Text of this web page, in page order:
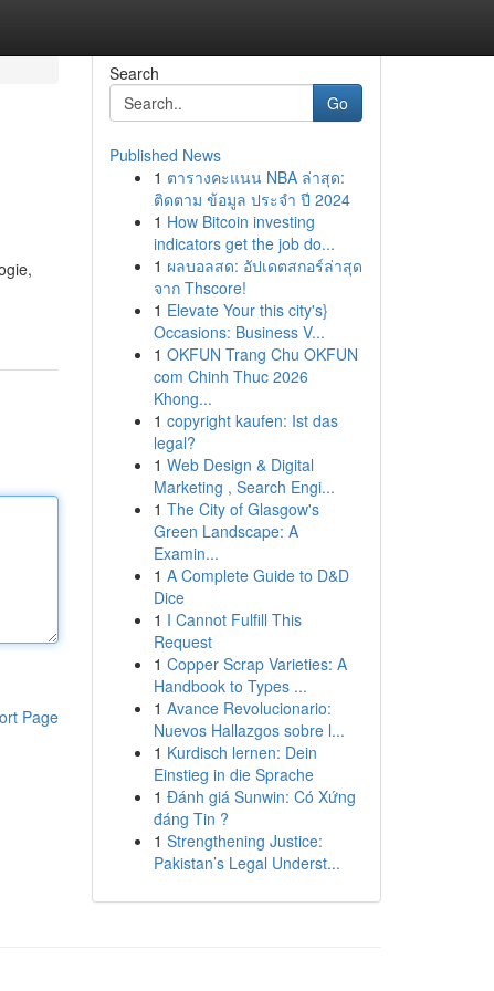
Page
Search
Go
Published News
1 ตารางคะแนน NBA ล่าสุด:
ติดตาม ข้อมูล ประจำ ปี 2024
1 How Bitcoin investing
indicators get the job do...
1 ผลบอลสด: อัปเดตสกอร์ล่าสุด
จาก Thscore!
1 Elevate Your this city's}
Occasions: Business V...
1 OKFUN Trang Chu OKFUN
com Chinh Thuc 2026
Khong...
1 copyright kaufen: Ist das
legal?
1 Web Design & Digital
Marketing , Search Engi...
1 The City of Glasgow's
Green Landscape: A
Examin...
1 A Complete Guide to D&D
Dice
1 I Cannot Fulfill This
Request
1 Copper Scrap Varieties: A
Handbook to Types ...
1 Avance Revolucionario:
Nuevos Hallazgos sobre l...
1 Kurdisch lernen: Dein
Einstieg in die Sprache
1 Đánh giá Sunwin: Có Xứng
đáng Tin ?
1 Strengthening Justice:
Pakistan’s Legal Underst...